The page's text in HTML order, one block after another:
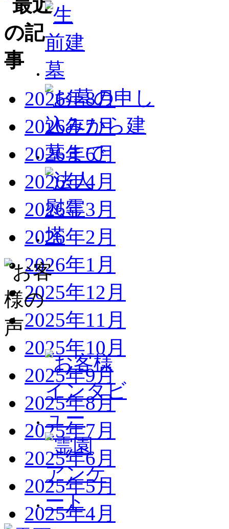
2026年8月
2026年7月
2026年6月
2026年4月
2026年3月
2026年2月
2026年1月
2025年12月
2025年11月
2025年10月
2025年9月
2025年8月
2025年7月
2025年6月
2025年5月
2025年4月